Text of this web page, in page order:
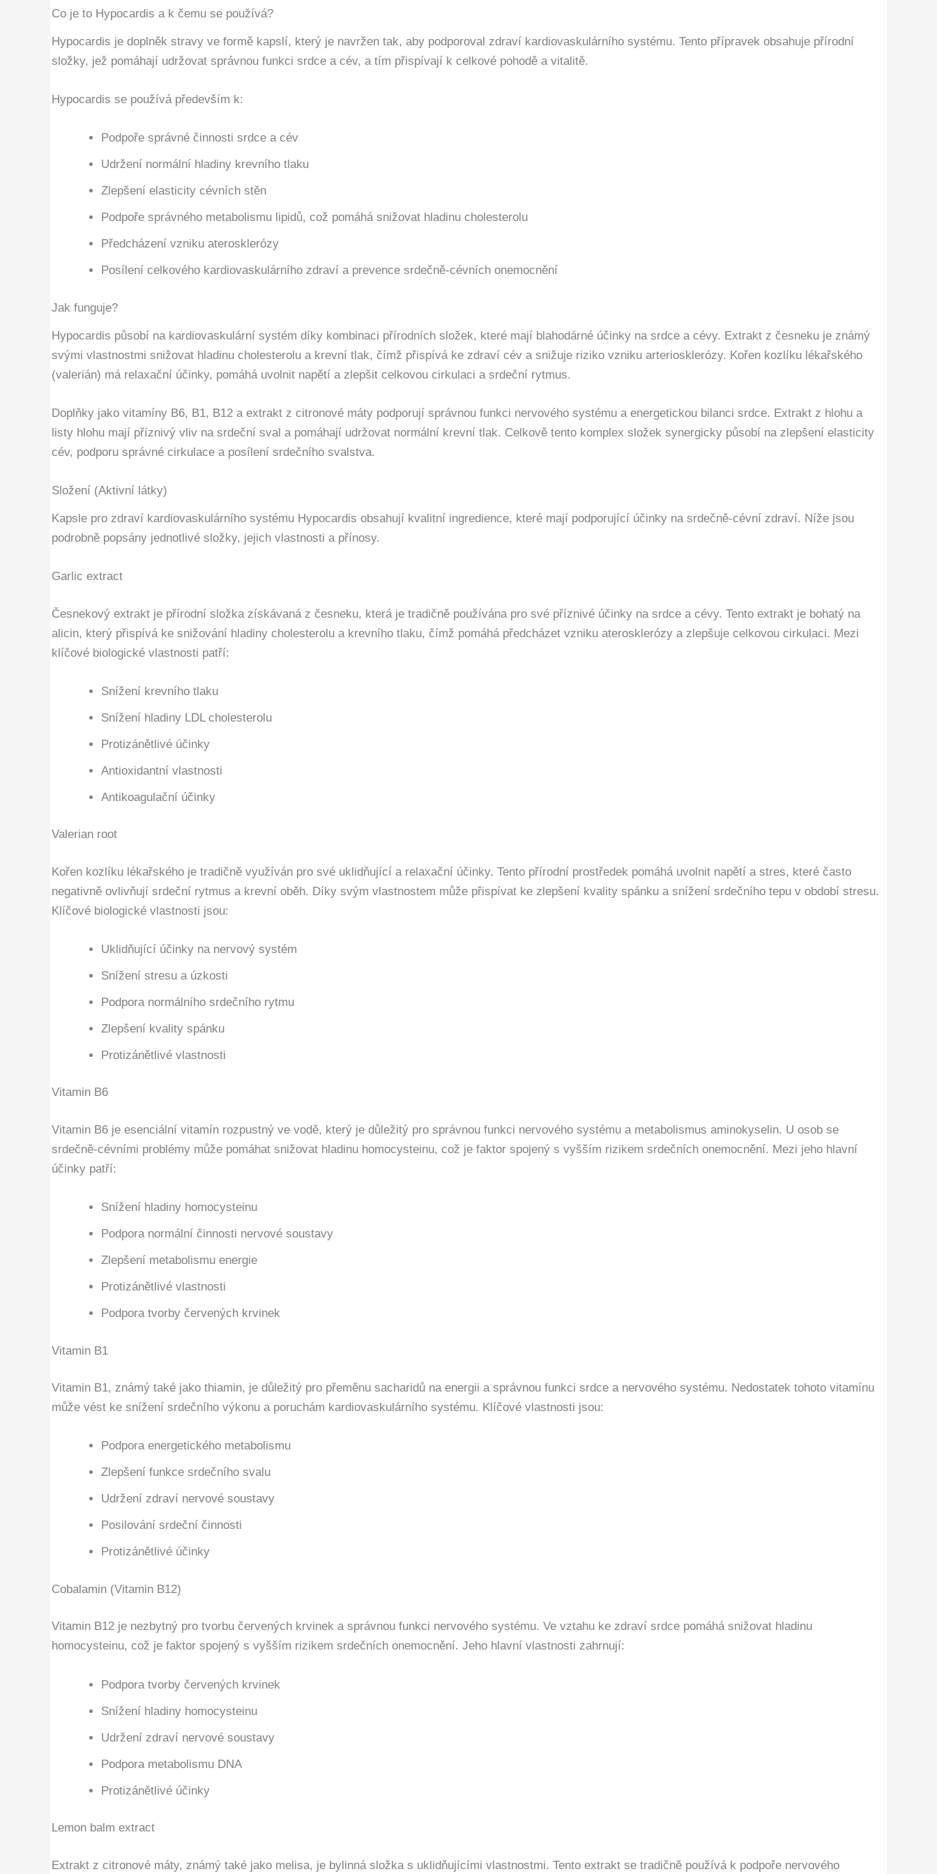
Co je to Hypocardis a k čemu se používá?
Hypocardis je doplněk stravy ve formě kapslí, který je navržen tak, aby podporoval zdraví kardiovaskulárního systému. Tento přípravek obsahuje přírodní
složky, jež pomáhají udržovat správnou funkci srdce a cév, a tím přispívají k celkové pohodě a vitalitě.
Hypocardis se používá především k:
Podpoře správné činnosti srdce a cév
Udržení normální hladiny krevního tlaku
Zlepšení elasticity cévních stěn
Podpoře správného metabolismu lipidů, což pomáhá snižovat hladinu cholesterolu
Předcházení vzniku aterosklerózy
Posílení celkového kardiovaskulárního zdraví a prevence srdečně-cévních onemocnění
Jak funguje?
Hypocardis působí na kardiovaskulární systém díky kombinaci přírodních složek, které mají blahodárné účinky na srdce a cévy. Extrakt z česneku je známý
svými vlastnostmi snižovat hladinu cholesterolu a krevní tlak, čímž přispívá ke zdraví cév a snižuje riziko vzniku arteriosklerózy. Kořen kozlíku lékařského
(valerián) má relaxační účinky, pomáhá uvolnit napětí a zlepšit celkovou cirkulaci a srdeční rytmus.
Doplňky jako vitamíny B6, B1, B12 a extrakt z citronové máty podporují správnou funkci nervového systému a energetickou bilanci srdce. Extrakt z hlohu a
listy hlohu mají příznivý vliv na srdeční sval a pomáhají udržovat normální krevní tlak. Celkově tento komplex složek synergicky působí na zlepšení elasticity
cév, podporu správné cirkulace a posílení srdečního svalstva.
Složení (Aktivní látky)
Kapsle pro zdraví kardiovaskulárního systému Hypocardis obsahují kvalitní ingredience, které mají podporující účinky na srdečně-cévní zdraví. Níže jsou
podrobně popsány jednotlivé složky, jejich vlastnosti a přínosy.
Garlic extract
Česnekový extrakt je přírodní složka získávaná z česneku, která je tradičně používána pro své příznivé účinky na srdce a cévy. Tento extrakt je bohatý na
alicin, který přispívá ke snižování hladiny cholesterolu a krevního tlaku, čímž pomáhá předcházet vzniku aterosklerózy a zlepšuje celkovou cirkulaci. Mezi
klíčové biologické vlastnosti patří:
Snížení krevního tlaku
Snížení hladiny LDL cholesterolu
Protizánětlivé účinky
Antioxidantní vlastnosti
Antikoagulační účinky
Valerian root
Kořen kozlíku lékařského je tradičně využíván pro své uklidňující a relaxační účinky. Tento přírodní prostředek pomáhá uvolnit napětí a stres, které často
negativně ovlivňují srdeční rytmus a krevní oběh. Díky svým vlastnostem může přispívat ke zlepšení kvality spánku a snížení srdečního tepu v období stresu.
Klíčové biologické vlastnosti jsou:
Uklidňující účinky na nervový systém
Snížení stresu a úzkosti
Podpora normálního srdečního rytmu
Zlepšení kvality spánku
Protizánětlivé vlastnosti
Vitamin B6
Vitamin B6 je esenciální vitamín rozpustný ve vodě, který je důležitý pro správnou funkci nervového systému a metabolismus aminokyselin. U osob se
srdečně-cévními problémy může pomáhat snižovat hladinu homocysteinu, což je faktor spojený s vyšším rizikem srdečních onemocnění. Mezi jeho hlavní
účinky patří:
Snížení hladiny homocysteinu
Podpora normální činnosti nervové soustavy
Zlepšení metabolismu energie
Protizánětlivé vlastnosti
Podpora tvorby červených krvinek
Vitamin B1
Vitamin B1, známý také jako thiamin, je důležitý pro přeměnu sacharidů na energii a správnou funkci srdce a nervového systému. Nedostatek tohoto vitamínu
může vést ke snížení srdečního výkonu a poruchám kardiovaskulárního systému. Klíčové vlastnosti jsou:
Podpora energetického metabolismu
Zlepšení funkce srdečního svalu
Udržení zdraví nervové soustavy
Posilování srdeční činnosti
Protizánětlivé účinky
Cobalamin (Vitamin B12)
Vitamin B12 je nezbytný pro tvorbu červených krvinek a správnou funkci nervového systému. Ve vztahu ke zdraví srdce pomáhá snižovat hladinu
homocysteinu, což je faktor spojený s vyšším rizikem srdečních onemocnění. Jeho hlavní vlastnosti zahrnují:
Podpora tvorby červených krvinek
Snížení hladiny homocysteinu
Udržení zdraví nervové soustavy
Podpora metabolismu DNA
Protizánětlivé účinky
Lemon balm extract
Extrakt z citronové máty, známý také jako melisa, je bylinná složka s uklidňujícími vlastnostmi. Tento extrakt se tradičně používá k podpoře nervového